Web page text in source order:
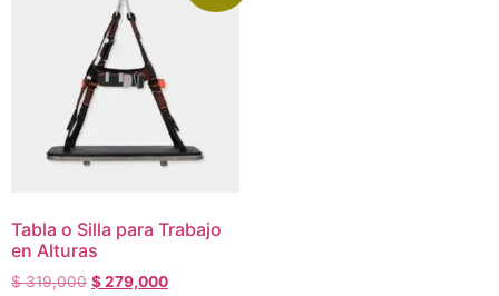
Tabla o Silla para Trabajo
en Alturas
$319,000 $279,000